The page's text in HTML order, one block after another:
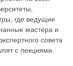
где ведущие
мастера и
совета
с лекциями.